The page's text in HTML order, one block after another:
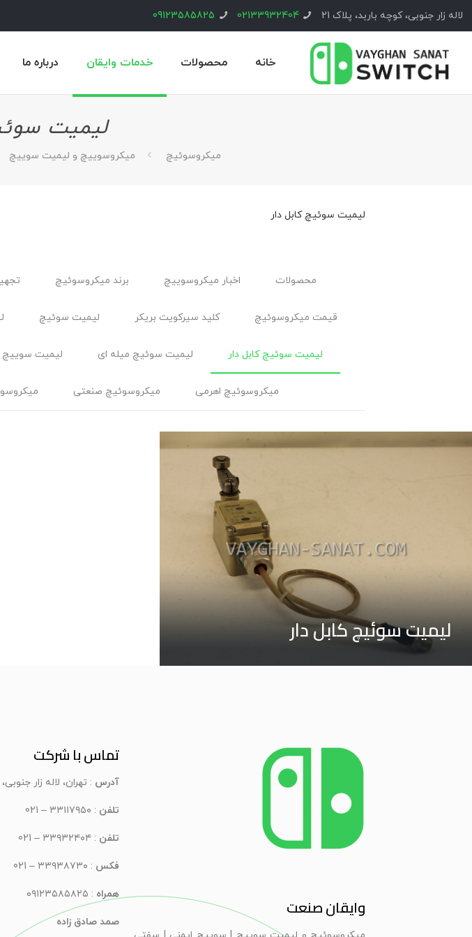
لاله زار جنوبی، کوچه باربد، پلاک 21 02133932404
09123585825
خانه محصولات خدمات وایقان درباره ما
لیمیت
ميكروسوئيچ میکروسوییچ و لیمیت سوییچ
لیمیت سوئیچ کابل ‌دار
محصولات اخبار ميكروسوييچ برند میکروسوئیچ
قیمت میکروسوئیچ کلید سیرکویت بریکر لیمیت سوئیچ
لیمیت سوئیچ کابل ‌دار لیمیت سوئیچ میله ای لیمیت سوییچ
میکروسوئیچ اهرمی میکروسوئیچ صنعتی
لیمیت سوئیچ کابل دار
وایقان صنعت
تماس با شرکت
آدرس : تهران، لاله زار
تلفن : ۳۳۱۱۷۹۵۰ – 021
تلفن : ۳۳۹۳۲۴۰۴ – 021
فکس : ۳۳۹۳۸۷۳۰ – 021
همراه : ۰۹۱۲۳۵۸۵۸۲۵
صمد صادق زاده